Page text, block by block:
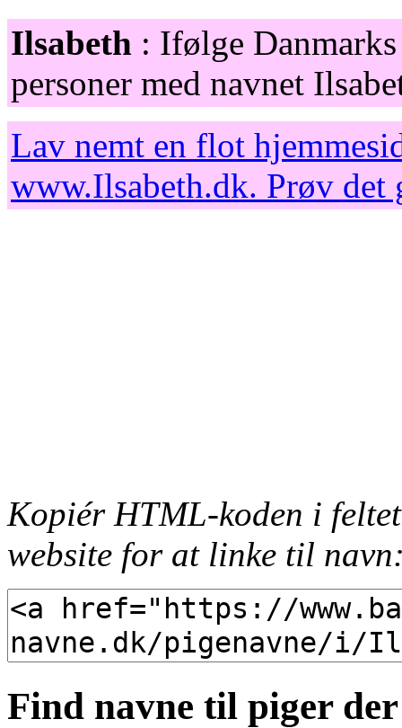
Ilsabeth : Ifølge
personer med navnet
Lav nemt en flot
www.Ilsabeth.dk. Prøv det
Kopiér HTML-koden i
website for at linke til
Find navne til piger